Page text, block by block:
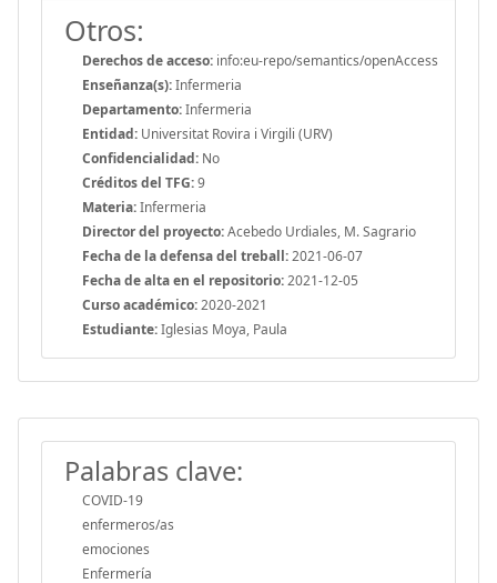
Otros:
Derechos de acceso: info:eu-repo/semantics/openAccess
Enseñanza(s):Infermeria
Departamento:Infermeria
Entidad: Universitat Rovira i Virgili (URV)
Confidencialidad: No
Créditos del TFG:9
Materia:Infermeria
Director del proyecto:Acebedo Urdiales, M. Sagrario
Fecha de la defensa del treball:2021-06-07
Fecha de alta en el repositorio:2021-12-05
Curso académico:2020-2021
Estudiante:Iglesias Moya, Paula
Palabras clave:
COVID-19
enfermeros/as
emociones
Enfermería